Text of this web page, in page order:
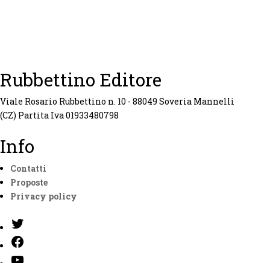
Rubbettino Editore
Viale Rosario Rubbettino n. 10 - 88049 Soveria Mannelli
(CZ) Partita Iva 01933480798
Info
Contatti
Proposte
Privacy policy
Twitter
Facebook
Youtube